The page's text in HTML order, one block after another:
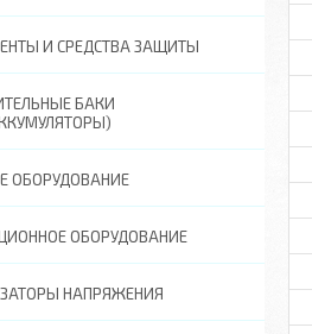
И СРЕДСТВА ЗАЩИТЫ
БАКИ
ОБОРУДОВАНИЕ
ОБОРУДОВАНИЕ
НАПРЯЖЕНИЯ